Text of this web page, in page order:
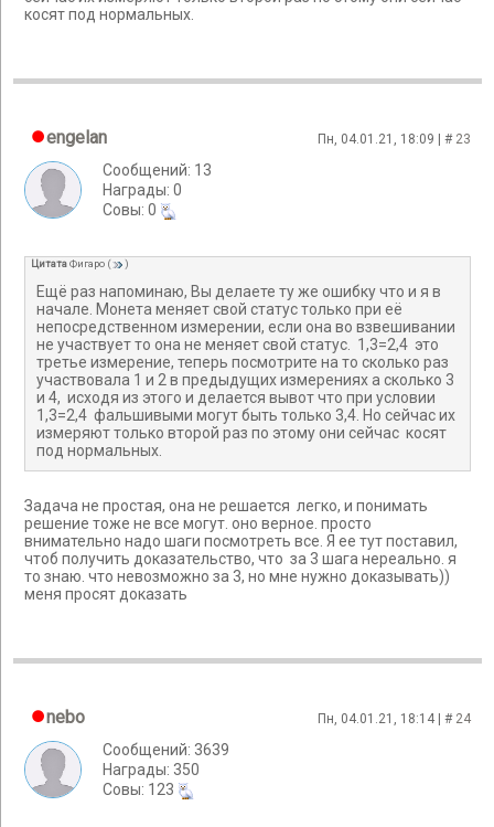
косят под нормальных.
engelan Пн, 04.01.21, 18:09 | # 23
Сообщений: 13
Награды: 0
Cовы: 0
ЦитатаФигаро ( )
Ещё раз напоминаю, Вы делаете ту же ошибку что и я в
начале. Монета меняет свой статус только при её
непосредственном измерении, если она во взвешивании
не участвует то она не меняет свой статус. 1,3=2,4 это
третье измерение, теперь посмотрите на то сколько раз
участвовала 1 и 2 в предыдущих измерениях а сколько 3
и 4, исходя из этого и делается вывот что при условии
1,3=2,4 фальшивыми могут быть только 3,4. Но сейчас их
измеряют только второй раз по этому они сейчас косят
под нормальных.
Задача не простая, она не решается легко, и понимать
решение тоже не все могут. оно верное. просто
внимательно надо шаги посмотреть все. Я ее тут поставил,
чтоб получить доказательство, что за 3 шага нереально. я
то знаю. что невозможно за 3, но мне нужно доказывать))
меня просят доказать
nebo Пн, 04.01.21, 18:14 | # 24
Сообщений: 3639
Награды: 350
Cовы: 123